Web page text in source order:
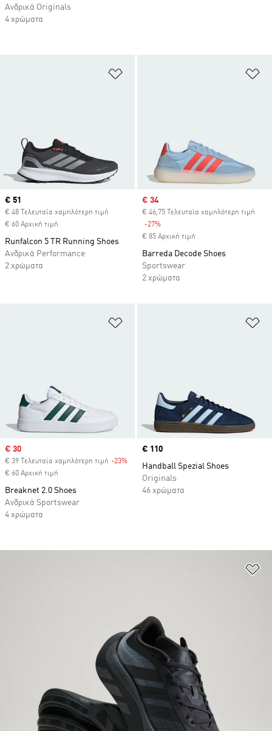
Προσθήκη στη Λίστα Επιθυμιών
Current price
€ 51
€ 48 Τελευταία χαμηλότερη τιμή
€ 60 Αρχική τιμή
Runfalcon 5 TR Running Shoes
Ανδρικά Performance
2 χρώματα
Sale price
€ 34
€ 46,75 Τελευταία χαμηλότερη τιμή
-27%
€ 85 Αρχική τιμή
Barreda Decode Shoes
Sportswear
2 χρώματα
Προσθήκη στη Λίστα Επιθυμιών
Sale price
€ 30
€ 39 Τελευταία χαμηλότερη τιμή -23% Discount
€ 60 Αρχική τιμή
Breaknet 2.0 Shoes
Ανδρικά Sportswear
4 χρώματα
Price
€ 110
Handball Spezial Shoes
Originals
46 χρώματα
Ανδρικά Originals
4 χρώματα